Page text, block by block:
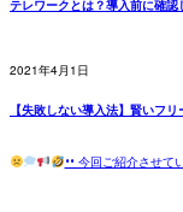
テレワークとは？導入前に確認
2021年4月1日
【失敗しない導入法】賢いフ
•• 今回ご紹介させて